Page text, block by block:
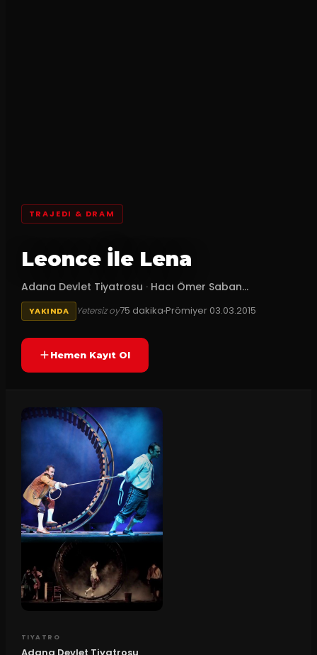
TRAJEDI & DRAM
Leonce İle Lena
Adana Devlet Tiyatrosu · Hacı Ömer Saban...
YAKINDA Yetersiz oy75 dakikaPrömiyer 03.03.2015
Hemen Kayıt Ol
TIYATRO
Adana Devlet Tiyatrosu